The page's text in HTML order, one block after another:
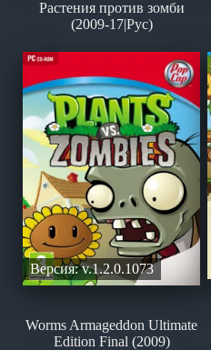
Растения против зомби
(2009-17|Рус)
Версия: v.1.2.0.1073
Worms Armageddon Ultimate
Edition Final (2009)